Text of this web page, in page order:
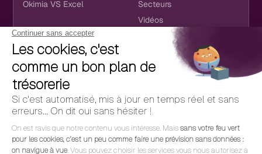
Okimia VS Excel
Secteurs
Vidéos
NOUS RETROUVER
CONTACT
hello@okimia.com
01 76 50 33 88
RÉSEAUX SOCIAUX
Youtube
Instagram